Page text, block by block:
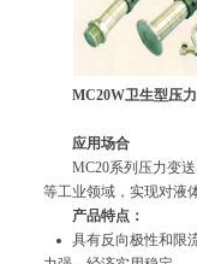
MC20W卫生型压
应用场合
MC20系列压力变
等工业领域，实现对液
产品特点：
具有反向极性和限